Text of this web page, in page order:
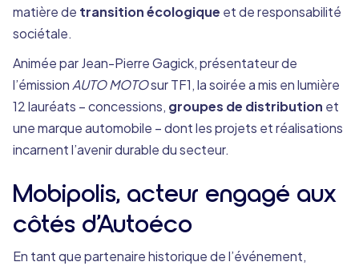
matière de transition écologique et de responsabilité
sociétale.
Animée par Jean-Pierre Gagick, présentateur de
l’émissionAUTO MOTOsur TF1, la soirée a mis en lumière
12 lauréats – concessions, groupes de distribution et
une marque automobile – dont les projets et réalisations
incarnent l’avenir durable du secteur.
Mobipolis, acteur engagé aux
côtés d’Autoéco
En tant que partenaire historique de l’événement,